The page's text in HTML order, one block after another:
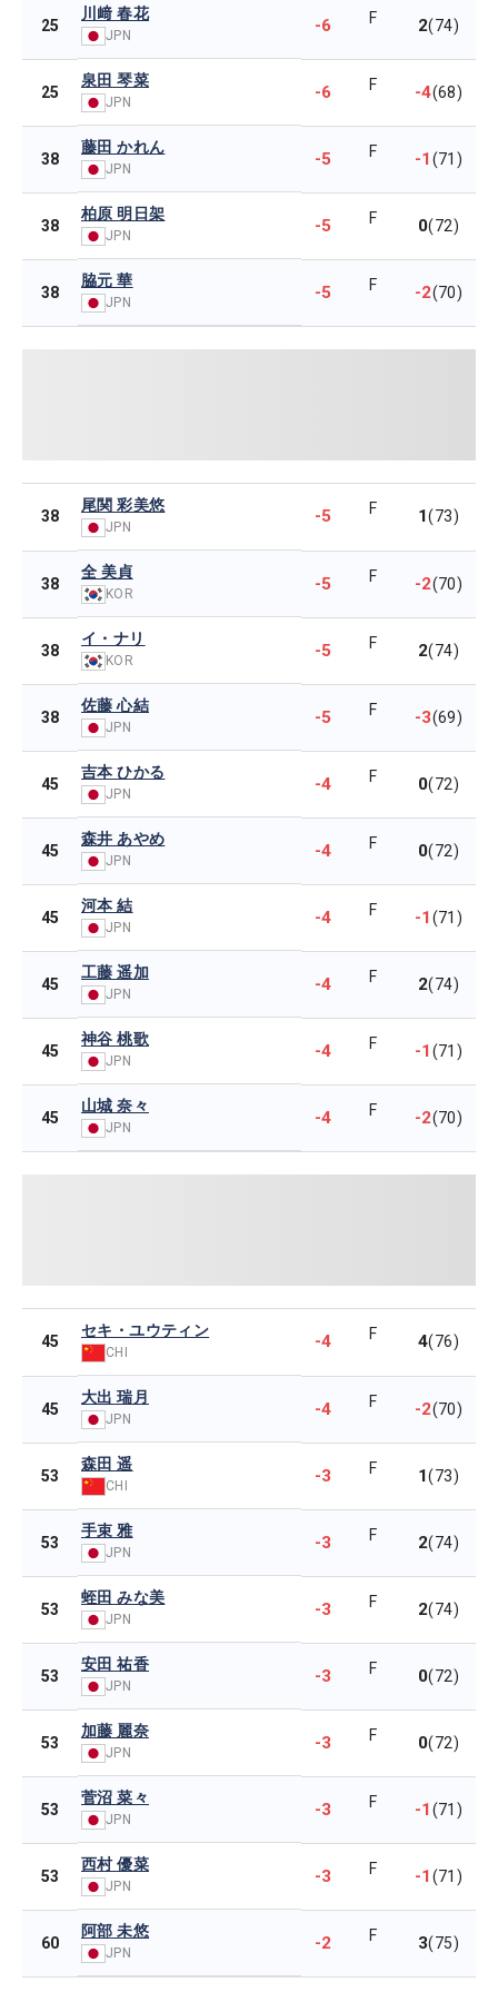
25
川﨑 春花
JPN -6 F 2(74)
25
泉田 琴菜
JPN -6 F -4(68)
38
藤田 かれん
JPN -5 F -1(71)
38
柏原 明日架
JPN -5 F 0(72)
38
脇元 華
JPN -5 F -2(70)
38
尾関 彩美悠
JPN
-5 F 1(73)
38
全 美貞
KOR -5 F -2(70)
38
イ・ナリ
KOR -5 F 2(74)
38
佐藤 心結
JPN -5 F -3(69)
45
吉本 ひかる
JPN -4 F 0(72)
45
森井 あやめ
JPN -4 F 0(72)
45
河本 結
JPN -4 F -1(71)
45
工藤 遥加
JPN -4 F 2(74)
45
神谷 桃歌
JPN -4 F -1(71)
45
山城 奈々
JPN -4 F -2(70)
45
セキ・ユウティン
CHI
-4 F 4(76)
45
大出 瑞月
JPN -4 F -2(70)
53
森田 遥
CHI -3 F 1(73)
53
手束 雅
JPN -3 F 2(74)
53
蛭田 みな美
JPN -3 F 2(74)
53
安田 祐香
JPN -3 F 0(72)
53
加藤 麗奈
JPN -3 F 0(72)
53
菅沼 菜々
JPN -3 F -1(71)
53
西村 優菜
JPN -3 F -1(71)
60
阿部 未悠
JPN -2 F 3(75)